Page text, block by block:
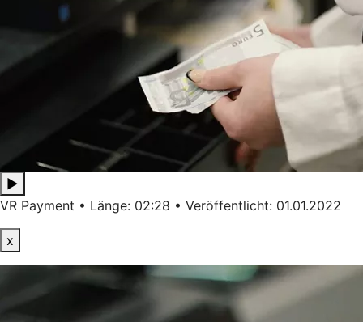
▶
VR Payment • Länge: 02:28 • Veröffentlicht: 01.01.2022
x